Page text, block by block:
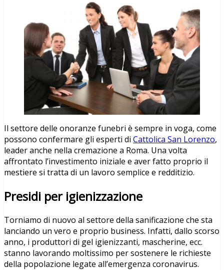
Il settore delle onoranze funebri è sempre in voga, come
possono confermare gli esperti di Cattolica San Lorenzo,
leader anche nella cremazione a Roma. Una volta
affrontato l’investimento iniziale e aver fatto proprio il
mestiere si tratta di un lavoro semplice e redditizio.
Presidi per igienizzazione
Torniamo di nuovo al settore della sanificazione che sta
lanciando un vero e proprio business. Infatti, dallo scorso
anno, i produttori di gel igienizzanti, mascherine, ecc.
stanno lavorando moltissimo per sostenere le richieste
della popolazione legate all’emergenza coronavirus.